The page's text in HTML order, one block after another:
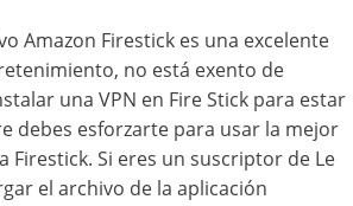
Amazon Firestick es una excelente
no está exento de
una VPN en Fire Stick para estar
debes esforzarte para usar la mejor
Firestick. Si eres un suscriptor de Le
el archivo de la aplicación